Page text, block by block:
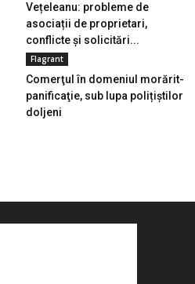
Vețeleanu: probleme de
asociații de proprietari,
conflicte și solicitări...
Flagrant
Comerţul în domeniul morărit-
panificaţie, sub lupa polițiștilor
doljeni